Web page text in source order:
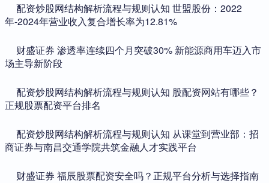
​配资炒股网结构解析流程与规则认知 世盟股份：2022
年-2024年营业收入复合增长率为12.81%
​财盛证券 渗透率连续四个月突破30% 新能源商用车迈入市
场主导新阶段
​配资炒股网结构解析流程与规则认知 股配资网站有哪些？
正规股票配资平台排名
​配资炒股网结构解析流程与规则认知 从课堂到营业部：招
商证券与南昌交通学院共筑金融人才实践平台
​财盛证券 福辰股票配资安全吗？正规平台分析与选择指南